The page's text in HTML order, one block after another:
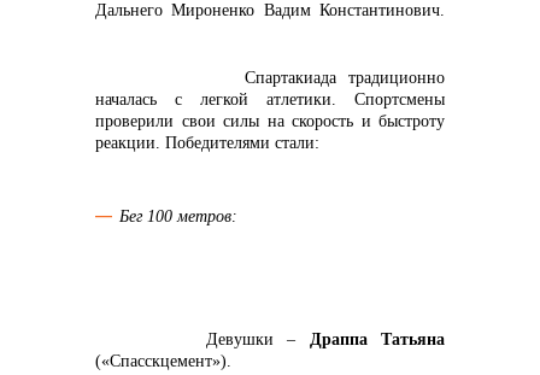
Дальнего Мироненко Вадим Константинович.
Спартакиада традиционно
началась с легкой атлетики. Спортсмены
проверили свои силы на скорость и быстроту
реакции. Победителями стали:
Бег 100 метров:
Девушки – Драппа Татьяна
(«Спасскцемент»).